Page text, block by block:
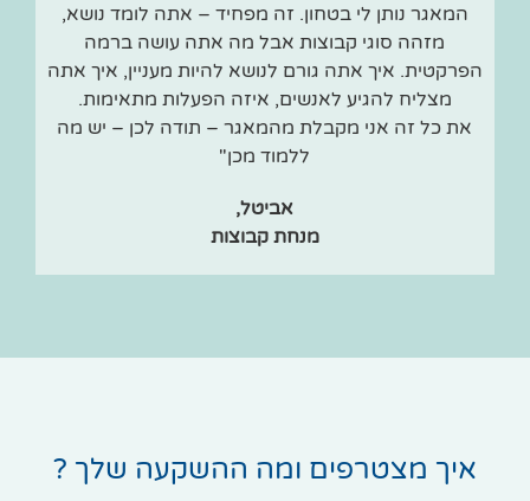
המאגר נותן לי בטחון. זה מפחיד – אתה לומד נושא,
מזהה סוגי קבוצות אבל מה אתה עושה ברמה
הפרקטית. איך אתה גורם לנושא להיות מעניין, איך אתה
מצליח להגיע לאנשים, איזה הפעלות מתאימות.
את כל זה אני מקבלת מהמאגר – תודה לכן – יש מה
ללמוד מכן"
אביטל,
מנחת קבוצות
איך מצטרפים ומה ההשקעה שלך ?